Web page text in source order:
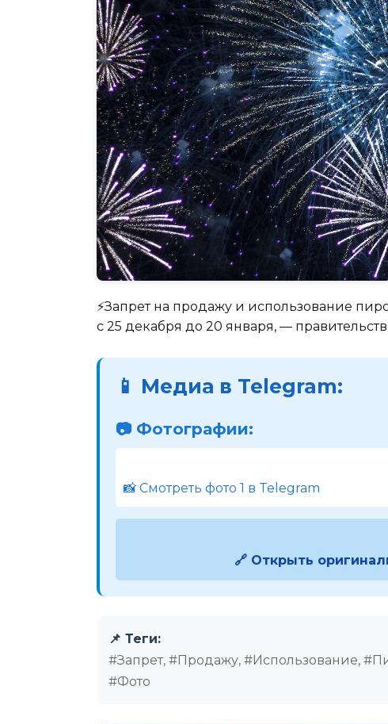
⚡️Запрет на продажу и использование
с 25 декабря до 20 января, —
📱 Медиа в Telegram:
📷 Фотографии:
📸 Смотреть фото 1 в Telegram
🔗 Открыть
📌 Теги:
#Запрет, #Продажу, #Использование,
#Фото